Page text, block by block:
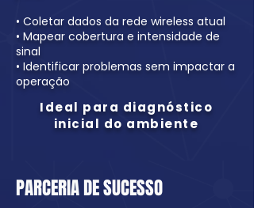
• Coletar dados da rede wireless atual
• Mapear cobertura e intensidade de
sinal
• Identificar problemas sem impactar a
operação
Ideal para diagnóstico
inicial do ambiente
PARCERIA DE SUCESSO